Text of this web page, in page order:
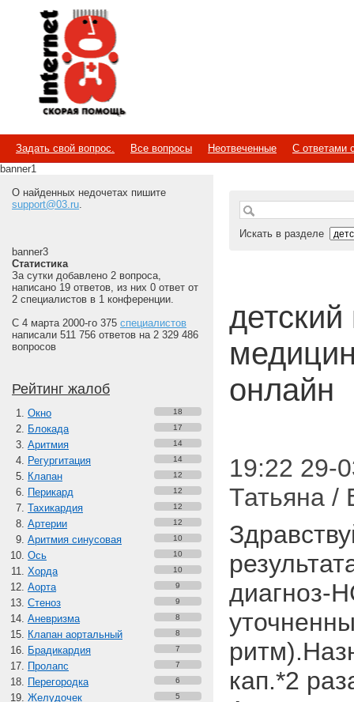
Internet
Скорая помощь
Задать свой вопрос. Все вопросы Неотвеченные
С ответами
banner1
О найденных недочетах пишите
support@03.ru.
banner3
Статистика
За сутки добавлено 2 вопроса,
написано 19 ответов, из них 0 ответ от
2 специалистов в 1 конференции.
С 4 марта 2000-го 375 специалистов
написали 511 756 ответов на 2 329 486
вопросов
Рейтинг жалоб
Окно 18
Блокада 17
Аритмия 14
Регургитация 14
Клапан 12
Перикард 12
Тахикардия 12
Артерии 12
Аритмия синусовая 10
Ось 10
Хорда 10
Аорта 9
Стеноз 9
Аневризма 8
Клапан аортальный 8
Брадикардия 7
Пролапс 7
Перегородка 6
Желудочек 5
Искать в разделе
онлайн
19:22 29-
Татьяна /
диагноз-
кап.*2